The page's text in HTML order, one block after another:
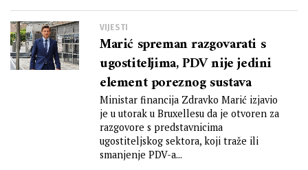
VIJESTI
Marić spreman razgovarati s
ugostiteljima, PDV nije jedini
element poreznog sustava
Ministar financija Zdravko Marić izjavio
je u utorak u Bruxellesu da je otvoren za
razgovore s predstavnicima
ugostiteljskog sektora, koji traže ili
smanjenje PDV-a...